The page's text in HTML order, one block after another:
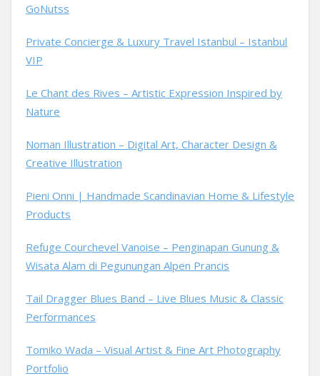
GoNutss
Private Concierge & Luxury Travel Istanbul – Istanbul
VIP
Le Chant des Rives – Artistic Expression Inspired by
Nature
Noman Illustration – Digital Art, Character Design &
Creative Illustration
Pieni Onni | Handmade Scandinavian Home & Lifestyle
Products
Refuge Courchevel Vanoise – Penginapan Gunung &
Wisata Alam di Pegunungan Alpen Prancis
Tail Dragger Blues Band – Live Blues Music & Classic
Performances
Tomiko Wada – Visual Artist & Fine Art Photography
Portfolio